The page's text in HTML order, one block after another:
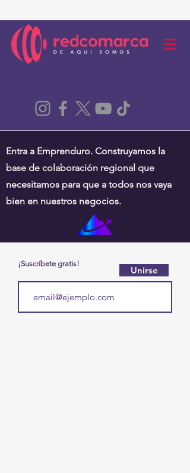
Entra a Emprenduro. Construyamos la
base de colaboración regional que
necesitamos para que a todos nos vaya
bien en nuestros negocios.
¡Suscríbete gratis!
Unirse